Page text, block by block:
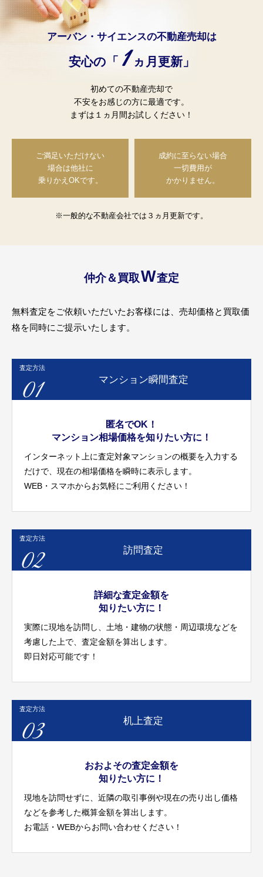
アーバン・サイエンスの不動産売却は
安心の「 1 ヵ月更新」
初めての不動産売却で
不安をお感じの方に最適です。
まずは１ヵ月間お試しください！
ご満足いただけない
場合は他社に
乗りかえOKです。
成約に至らない場合
一切費用が
かかりません。
※一般的な不動産会社では３ヵ月更新です。
仲介＆買取W査定
無料査定をご依頼いただいたお客様には、売却価格と買取価
格を同時にご提示いたします。
査定方法
01 マンション瞬間査定
匿名でOK！
マンション相場価格を知りたい方に！
インターネット上に査定対象マンションの概要を入力する
だけで、現在の相場価格を瞬時に表示します。
WEB・スマホからお気軽にご利用ください！
査定方法
02 訪問査定
詳細な査定金額を
知りたい方に！
実際に現地を訪問し、土地・建物の状態・周辺環境などを
考慮した上で、査定金額を算出します。
即日対応可能です！
査定方法
03 机上査定
おおよその査定金額を
知りたい方に！
現地を訪問せずに、近隣の取引事例や現在の売り出し価格
などを参考した概算金額を算出します。
お電話・WEBからお問い合わせください！